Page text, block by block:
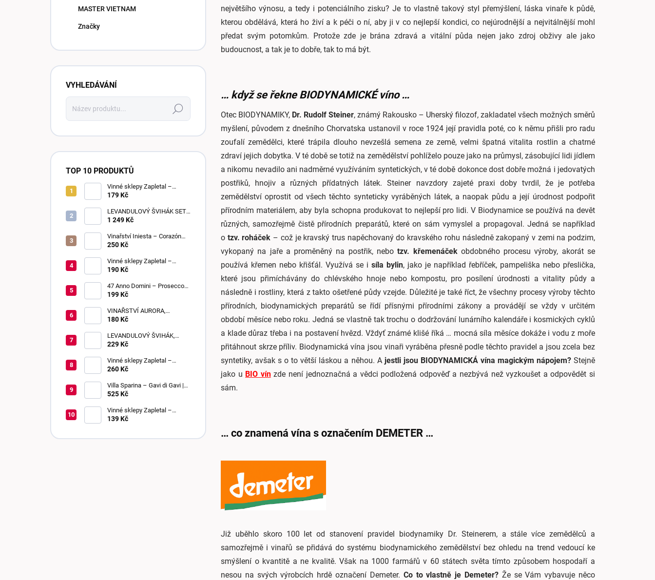
MASTER VIETNAM
Značky
VYHLEDÁVÁNÍ
Hledat
TOP 10 PRODUKTŮ
Vinné sklepy Zapletal –
Sweet Touch 2025 | moravské
179 Kč
LEVANDULOVÝ ŠVIHÁK SET,
POLOSLADKÉ, 6 KUSŮ
1 249 Kč
Vinařství Iniesta – Corazón
Loco Blanco 2025 | suché
250 Kč
Vinné sklepy Zapletal –
Sauvignon 2024 | kabinetní
190 Kč
47 Anno Domini – Prosecco
DOC Frizzante | Extra Dry
199 Kč
VINAŘSTVÍ AURORA,
BEZIŇON, SLADKÉ, 0,75 L
180 Kč
LEVANDULOVÝ ŠVIHÁK,
POLOSLADKÉ, 0,75 L
229 Kč
Vinné sklepy Zapletal –
Muškát Rumeni 2024 | výběr z
260 Kč
Villa Sparina – Gavi di Gavi |
DOCG | suché
525 Kč
Vinné sklepy Zapletal –
Chardonnay 2024 | kabinetní
139 Kč
největšího výnosu, a tedy i potenciálního zisku? Je to vlastně takový styl přemýšlení, láska vinaře k půdě,
kterou obdělává, která ho živí a k péči o ní, aby ji v co nejlepší kondici, co nejúrodnější a nejvitálnější mohl
předat svým potomkům. Protože zde je brána zdravá a vitální půda nejen jako zdroj obživy ale jako
budoucnost, a tak je to dobře, tak to má být.
… když se řekne BIODYNAMICKÉ víno …
Otec BIODYNAMIKY, Dr. Rudolf Steiner, známý Rakousko – Uherský filozof, zakladatel všech možných směrů
myšlení, původem z dnešního Chorvatska ustanovil v roce 1924 její pravidla poté, co k němu přišli pro radu
zoufalí zemědělci, které trápila dlouho nevzešlá semena ze země, velmi špatná vitalita rostlin a chatrné
zdraví jejich dobytka. V té době se totiž na zemědělství pohlíželo pouze jako na průmysl, zásobující lidi jídlem
a nikomu nevadilo ani nadměrné využíváním syntetických, v té době dokonce dost dobře možná i jedovatých
postřiků, hnojiv a různých přídatných látek. Steiner navzdory zajeté praxi doby tvrdil, že je potřeba
zemědělství oprostit od všech těchto synteticky vyráběných látek, a naopak půdu a její úrodnost podpořit
přírodním materiálem, aby byla schopna produkovat to nejlepší pro lidi. V Biodynamice se používá na devět
různých, samozřejmě čistě přírodních preparátů, které on sám vymyslel a propagoval. Jedná se například
o tzv. roháček – což je kravský trus napěchovaný do kravského rohu následně zakopaný v zemi na podzim,
vykopaný na jaře a proměněný na postřik, nebo tzv. křemenáček obdobného procesu výroby, akorát se
používá křemen nebo křišťál. Využívá se i síla bylin, jako je například řebříček, pampeliška nebo přeslička,
které jsou přimíchávány do chlévského hnoje nebo kompostu, pro posílení úrodnosti a vitality půdy a
následně i rostliny, která z takto ošetřené půdy vzejde. Důležité je také říct, že všechny procesy výroby těchto
přírodních, biodynamických preparátů se řídí přísnými přírodními zákony a provádějí se vždy v určitém
období měsíce nebo roku. Jedná se vlastně tak trochu o dodržování lunárního kalendáře i kosmických cyklů
a klade důraz třeba i na postavení hvězd. Vždyť známé klišé říká … mocná síla měsíce dokáže i vodu z moře
přitáhnout skrze příliv. Biodynamická vína jsou vinaři vyráběna přesně podle těchto pravidel a jsou zcela bez
syntetiky, avšak s o to větší láskou a něhou. A jestli jsou BIODYNAMICKÁ vína magickým nápojem? Stejně
jako u BIO vínzde není jednoznačná a vědci podložená odpověď a nezbývá než vyzkoušet a odpovědět si
sám.
… co znamená vína s označením DEMETER …
Již uběhlo skoro 100 let od stanovení pravidel biodynamiky Dr. Steinerem, a stále více zemědělců a
samozřejmě i vinařů se přidává do systému biodynamického zemědělství bez ohledu na trend vedoucí ke
smýšlení o kvantitě a ne kvalitě. Však na 1000 farmářů v 60 státech světa tímto způsobem hospodaří a
nesou na svých výrobcích hrdě označení Demeter. Co to vlastně je Demeter? Že se Vám vybavuje něco